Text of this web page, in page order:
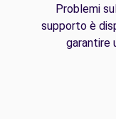
Problemi
supporto è
garantire